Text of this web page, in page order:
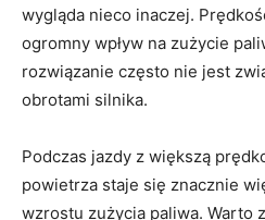
wygląda nieco inaczej.
ogromny wpływ na zużycie
rozwiązanie często nie jest
obrotami silnika.
Podczas jazdy z większą
powietrza staje się znacznie
wzrostu zużycia paliwa. Warto